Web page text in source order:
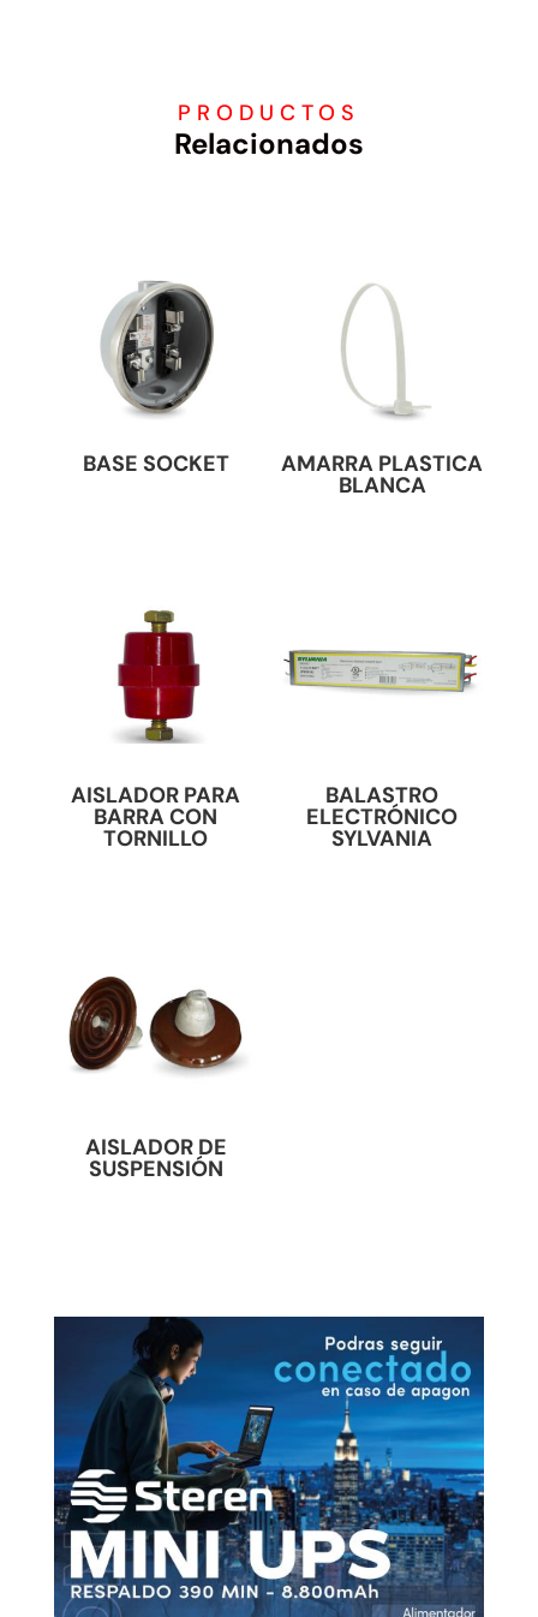
PRODUCTOS
Relacionados
BASE SOCKET AMARRA PLASTICA
BLANCA
AISLADOR PARA
BARRA CON
TORNILLO
BALASTRO
ELECTRÓNICO
SYLVANIA
AISLADOR DE
SUSPENSIÓN